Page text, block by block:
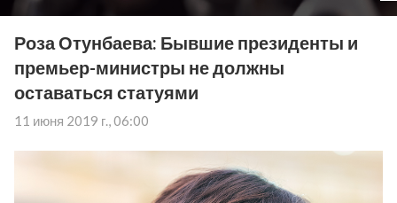
Роза Отунбаева: Бывшие президенты и
премьер-министры не должны
оставаться статуями
11 июня 2019 г., 06:00